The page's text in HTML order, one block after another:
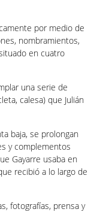
por medio de
nombramientos,
en cuatro
una serie de
calesa) que Julián
baja, se prolongan
y complementos
Gayarre usaba en
recibió a lo largo de
fotografías, prensa y